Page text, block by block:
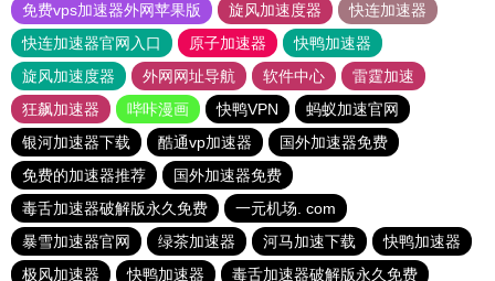
免费vps加速器外网苹果版
旋风加速度器
快连加速器
快连加速器官网入口
原子加速器
快鸭加速器
旋风加速度器
外网网址导航 软件中心
雷霆加速
狂飙加速器
哔咔漫画 快鸭VPN
蚂蚁加速官网
银河加速器下载
酷通vp加速器
国外加速器免费
免费的加速器推荐
国外加速器免费
毒舌加速器破解版永久免费
一元机场. com
暴雪加速器官网
绿茶加速器 河马加速下载
快鸭加速器
极风加速器
快鸭加速器 毒舌加速器破解版永久免费